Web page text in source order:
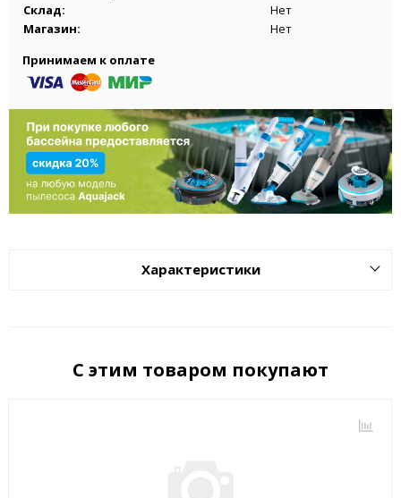
Склад:
Нет
Магазин:
Нет
Принимаем к оплате
Характеристики
С этим товаром покупают